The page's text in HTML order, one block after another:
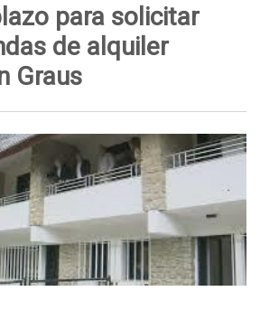
para solicitar
de alquiler
Graus